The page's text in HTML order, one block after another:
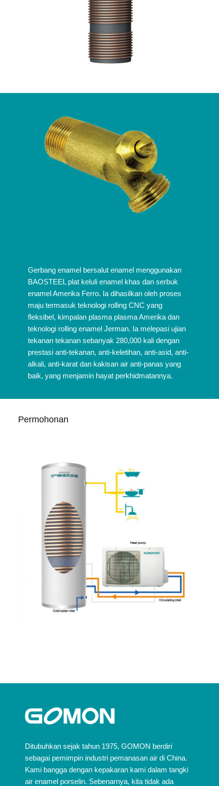
Gerbang enamel bersalut enamel menggunakan
BAOSTEEL plat keluli enamel khas dan serbuk
enamel Amerika Ferro. Ia dihasilkan oleh proses
maju termasuk teknologi rolling CNC yang
fleksibel, kimpalan plasma plasma Amerika dan
teknologi rolling enamel Jerman. Ia melepasi ujian
tekanan tekanan sebanyak 280,000 kali dengan
prestasi anti-tekanan, anti-keletihan, anti-asid, anti-
alkali, anti-karat dan kakisan air anti-panas yang
baik, yang menjamin hayat perkhidmatannya.
Permohonan
Ditubuhkan sejak tahun 1975, GOMON berdiri
sebagai pemimpin industri pemanasan air di China.
Kami bangga dengan kepakaran kami dalam tangki
air enamel porselin. Sebenarnya, kita tidak ada